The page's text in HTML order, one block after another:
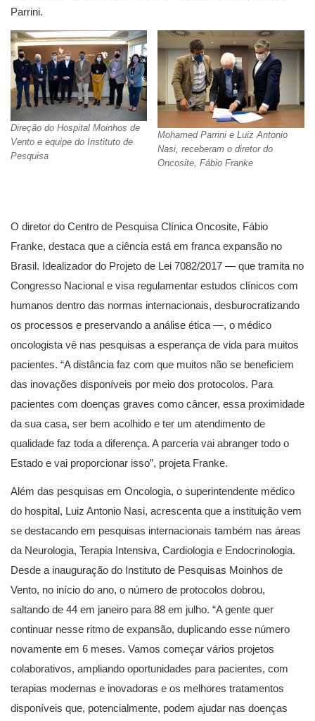
Parrini.
Direção do Hospital Moinhos de
Vento e equipe do Instituto de
Pesquisa
Mohamed Parrini e Luiz Antonio
Nasi, receberam o diretor do
Oncosite, Fábio Franke
O diretor do Centro de Pesquisa Clínica Oncosite, Fábio
Franke, destaca que a ciência está em franca expansão no
Brasil. Idealizador do Projeto de Lei 7082/2017 — que tramita no
Congresso Nacional e visa regulamentar estudos clínicos com
humanos dentro das normas internacionais, desburocratizando
os processos e preservando a análise ética —, o médico
oncologista vê nas pesquisas a esperança de vida para muitos
pacientes. “A distância faz com que muitos não se beneficiem
das inovações disponíveis por meio dos protocolos. Para
pacientes com doenças graves como câncer, essa proximidade
da sua casa, ser bem acolhido e ter um atendimento de
qualidade faz toda a diferença. A parceria vai abranger todo o
Estado e vai proporcionar isso”, projeta Franke.
Além das pesquisas em Oncologia, o superintendente médico
do hospital, Luiz Antonio Nasi, acrescenta que a instituição vem
se destacando em pesquisas internacionais também nas áreas
da Neurologia, Terapia Intensiva, Cardiologia e Endocrinologia.
Desde a inauguração do Instituto de Pesquisas Moinhos de
Vento, no início do ano, o número de protocolos dobrou,
saltando de 44 em janeiro para 88 em julho. “A gente quer
continuar nesse ritmo de expansão, duplicando esse número
novamente em 6 meses. Vamos começar vários projetos
colaborativos, ampliando oportunidades para pacientes, com
terapias modernas e inovadoras e os melhores tratamentos
disponíveis que, potencialmente, podem ajudar nas doenças